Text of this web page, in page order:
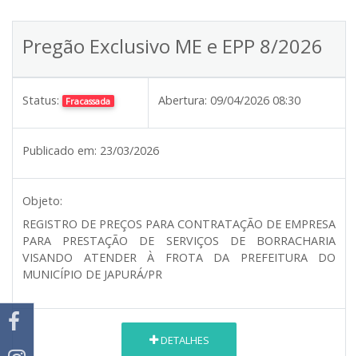
Pregão Exclusivo ME e EPP 8/2026
Status: Fracassada Abertura: 09/04/2026 08:30
Publicado em: 23/03/2026
Objeto:
REGISTRO DE PREÇOS PARA CONTRATAÇÃO DE EMPRESA
PARA PRESTAÇÃO DE SERVIÇOS DE BORRACHARIA
VISANDO ATENDER À FROTA DA PREFEITURA DO
MUNICÍPIO DE JAPURÁ/PR
DETALHES